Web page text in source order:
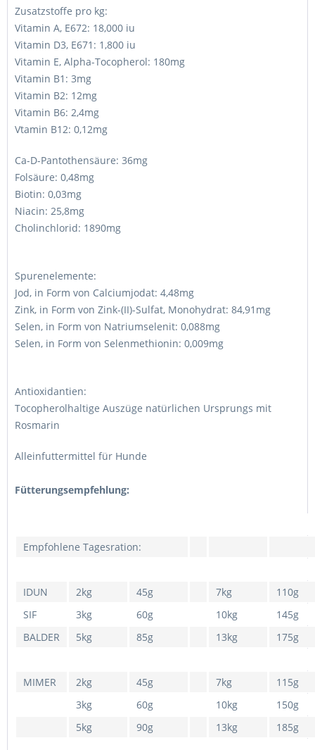
Zusatzstoffe pro kg:
Vitamin A, E672: 18,000 iu
Vitamin D3, E671: 1,800 iu
Vitamin E, Alpha-Tocopherol: 180mg
Vitamin B1: 3mg
Vitamin B2: 12mg
Vitamin B6: 2,4mg
Vtamin B12: 0,12mg
Ca-D-Pantothensäure: 36mg
Folsäure: 0,48mg
Biotin: 0,03mg
Niacin: 25,8mg
Cholinchlorid: 1890mg
Spurenelemente:
Jod, in Form von Calciumjodat: 4,48mg
Zink, in Form von Zink-(II)-Sulfat, Monohydrat: 84,91mg
Selen, in Form von Natriumselenit: 0,088mg
Selen, in Form von Selenmethionin: 0,009mg
Antioxidantien:
Tocopherolhaltige Auszüge natürlichen Ursprungs mit
Rosmarin
Alleinfuttermittel für Hunde
Fütterungsempfehlung:
Empfohlene Tagesration:
IDUN 2kg 45g 7kg
110g
SIF
3kg 60g 10kg
145g
BALDER
5kg 85g 13kg 175g
MIMER 2kg 45g 7kg
115g
3kg
60g 10kg
150g
5kg
90g 13kg 185g